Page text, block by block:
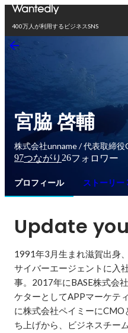
400万人が利用するビジネスSNS
宮脇 啓輔
株式会社unname / 代表取締役
97つながり 26フォロワー
プロフィール ストーリー
Update
1991年3月生まれ滋賀出身
サイバーエージェントに入
事。2017年にBASE株式会
ケターとしてAPPマーケテ
に株式会社ペイミーに
ち上げから、ビジネスチー